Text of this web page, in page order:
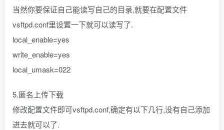
当然你要保证自己能读写自己的目录,就要在配置文件
vsftpd.conf里设置一下就可以读写了.
local_enable=yes
write_enable=yes
local_umask=022
5.匿名上传下载
修改配置文件即可vsftpd.conf,确定有以下几行,没有自己添加
进去就可以了.